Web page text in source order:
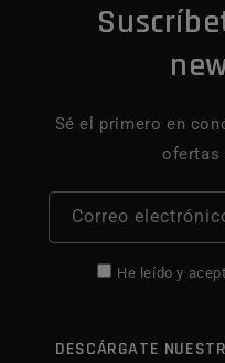
Sé el primero en
ofertas
Correo
He leído y
DESCÁRGATE